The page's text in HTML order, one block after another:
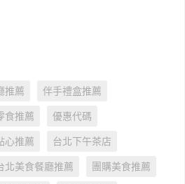
推薦 伴手禮盒推薦
食推薦 優惠代碼
心推薦 台北下午茶店
北美食餐廳推薦 團購美食推薦